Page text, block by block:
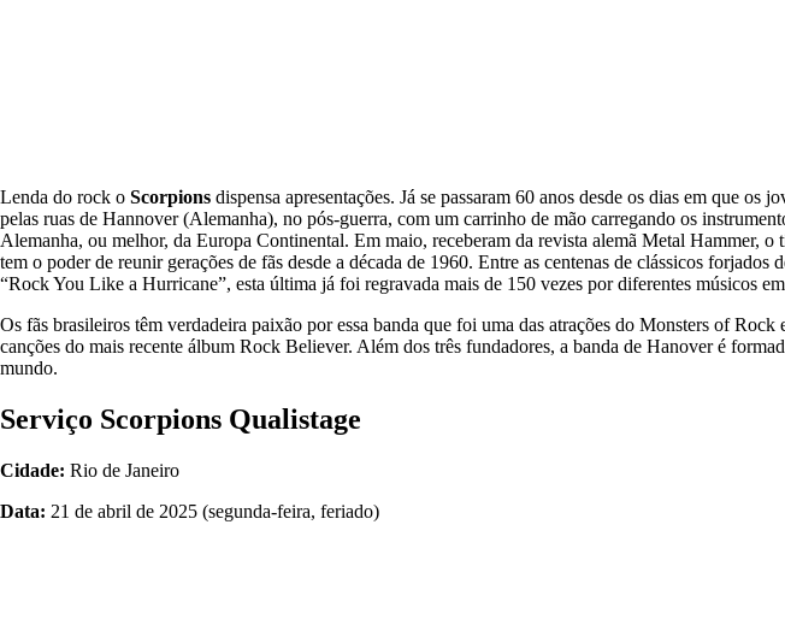
Lenda do rock o Scorpions dispensa apresentações. Já se passaram 60 anos desde os dias em que
pelas ruas de Hannover (Alemanha), no pós-guerra, com um carrinho de mão carregando os
Alemanha, ou melhor, da Europa Continental. Em maio, receberam da revista alemã Metal Hammer,
tem o poder de reunir gerações de fãs desde a década de 1960. Entre as centenas de clássicos
“Rock You Like a Hurricane”, esta última já foi regravada mais de 150 vezes por diferentes músicos
Os fãs brasileiros têm verdadeira paixão por essa banda que foi uma das atrações do Monsters of
canções do mais recente álbum Rock Believer. Além dos três fundadores, a banda de Hanover é
mundo.
Serviço Scorpions Qualistage
Cidade: Rio de Janeiro
Data: 21 de abril de 2025 (segunda-feira, feriado)